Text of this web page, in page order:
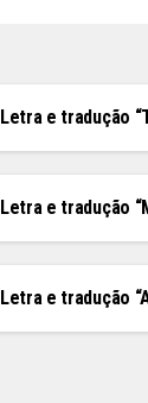
Letra e tradução
Letra e tradução
Letra e tradução